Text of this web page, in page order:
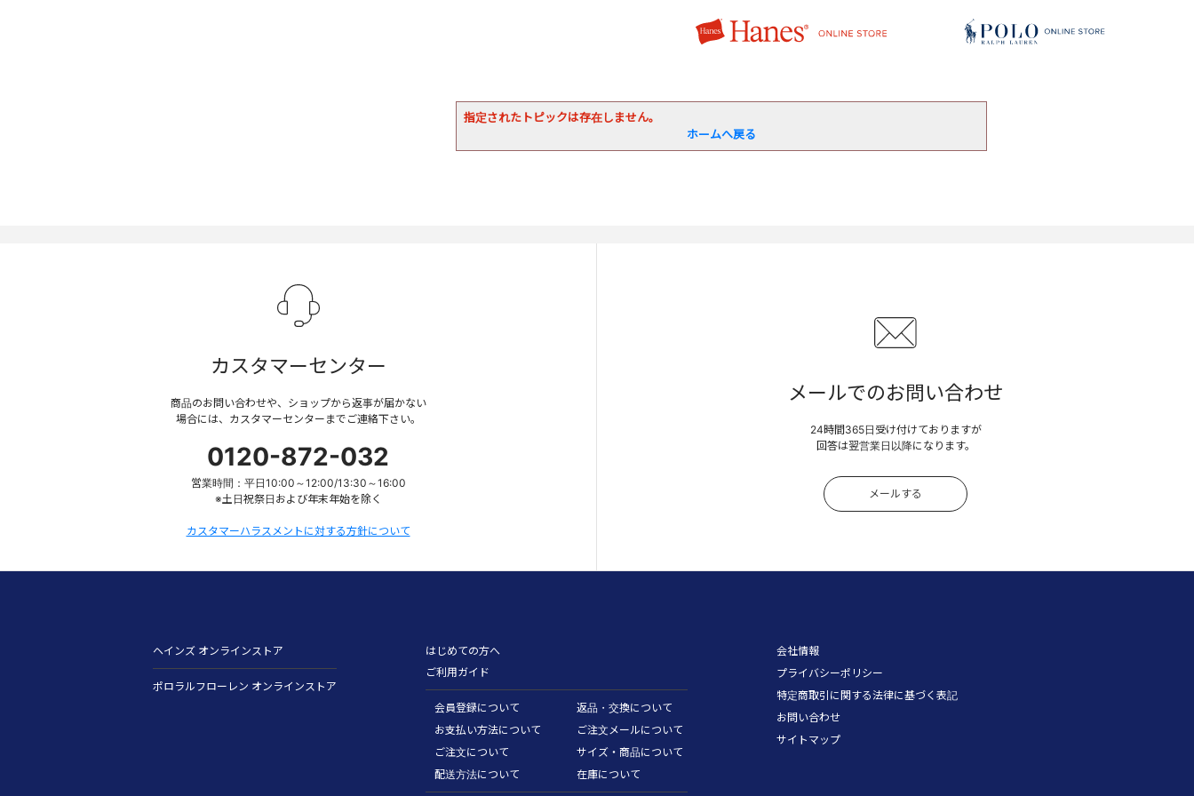
指定されたトピックは存在しません。
ホームへ戻る
カスタマーセンター
商品のお問い合わせや、ショップから返事が届かない
場合には、カスタマーセンターまでご連絡下さい。
0120-872-032
営業時間：平日10:00～12:00/13:30～16:00
※土日祝祭日および年末年始を除く
カスタマーハラスメントに対する方針について
メールでのお問い合わせ
24時間365日受け付けておりますが
回答は翌営業日以降になります。
メールする
ヘインズ オンラインストア
ポロラルフローレン オンラインストア
はじめての方へ
ご利用ガイド
会員登録について
お支払い方法について
ご注文について
配送方法について
返品・交換について
ご注文メールについて
サイズ・商品について
在庫について
会社情報
プライバシーポリシー
特定商取引に関する法律に基づく表記
お問い合わせ
サイトマップ